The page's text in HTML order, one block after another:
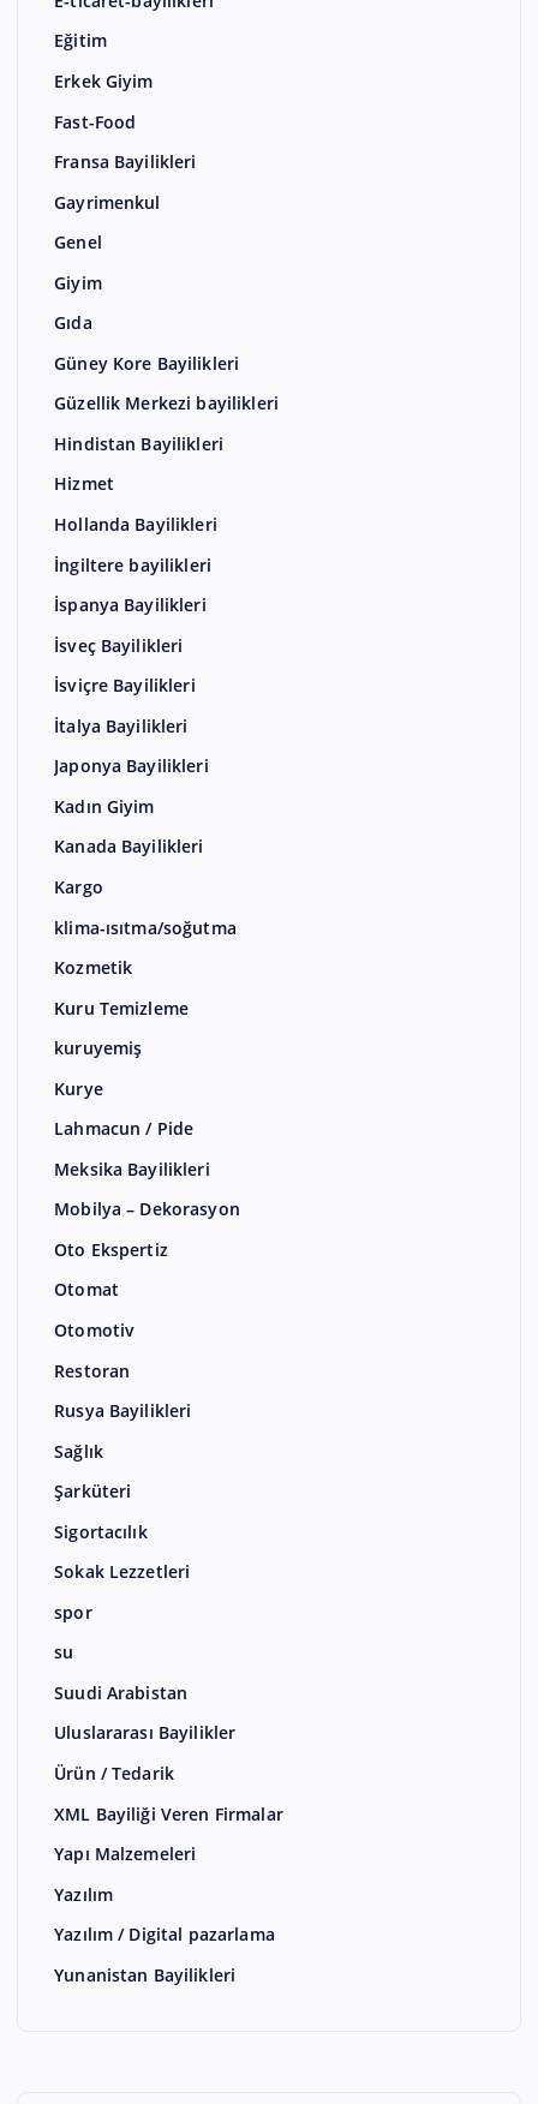
Eğitim
Erkek Giyim
Fast-Food
Fransa Bayilikleri
Gayrimenkul
Genel
Giyim
Gıda
Güney Kore Bayilikleri
Güzellik Merkezi bayilikleri
Hindistan Bayilikleri
Hizmet
Hollanda Bayilikleri
İngiltere bayilikleri
İspanya Bayilikleri
İsveç Bayilikleri
İsviçre Bayilikleri
İtalya Bayilikleri
Japonya Bayilikleri
Kadın Giyim
Kanada Bayilikleri
Kargo
klima-ısıtma/soğutma
Kozmetik
Kuru Temizleme
kuruyemiş
Kurye
Lahmacun / Pide
Meksika Bayilikleri
Mobilya – Dekorasyon
Oto Ekspertiz
Otomat
Otomotiv
Restoran
Rusya Bayilikleri
Sağlık
Şarküteri
Sigortacılık
Sokak Lezzetleri
spor
su
Suudi Arabistan
Uluslararası Bayilikler
Ürün / Tedarik
XML Bayiliği Veren Firmalar
Yapı Malzemeleri
Yazılım
Yazılım / Digital pazarlama
Yunanistan Bayilikleri